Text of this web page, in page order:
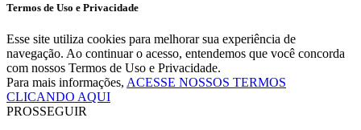
Termos de Uso e Privacidade
Esse site utiliza cookies para melhorar sua experiência de
navegação. Ao continuar o acesso, entendemos que você concorda
com nossos Termos de Uso e Privacidade.
Para mais informações, ACESSE NOSSOS TERMOS
CLICANDO AQUI
PROSSEGUIR